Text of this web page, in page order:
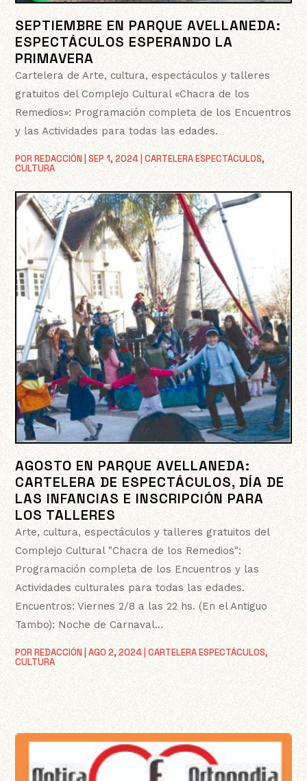
SEPTIEMBRE EN PARQUE AVELLANEDA:
ESPECTÁCULOS ESPERANDO LA
PRIMAVERA
PORREDACCIÓN |SEP 1, 2024 |CARTELERA ESPECTÁCULOS,
CULTURA
Cartelera de Arte, cultura, espectáculos y talleres
gratuitos del Complejo Cultural «Chacra de los
Remedios»: Programación completa de los Encuentros
y las Actividades para todas las edades.
AGOSTO EN PARQUE AVELLANEDA:
CARTELERA DE ESPECTÁCULOS, DÍA DE
LAS INFANCIAS E INSCRIPCIÓN PARA
LOS TALLERES
PORREDACCIÓN |AGO 2, 2024 |CARTELERA ESPECTÁCULOS,
CULTURA
Arte, cultura, espectáculos y talleres gratuitos del
Complejo Cultural "Chacra de los Remedios":
Programación completa de los Encuentros y las
Actividades culturales para todas las edades.
Encuentros: Viernes 2/8 a las 22 hs. (En el Antiguo
Tambo): Noche de Carnaval...